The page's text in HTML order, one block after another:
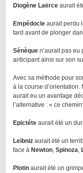
Diogène Laërce aurait
Empédocle aurait perdu
tard avant de plonger
Sénèque n’aurait pas
anticipant ainsi sur son
Avec sa méthode pour
à la course d’orientation.
aurait eu un avantage
l’alternative : « ce
Epictéte aurait été un
Leibniz aurait été un
face à Newton, Spinoza,
Plotin aurait été un